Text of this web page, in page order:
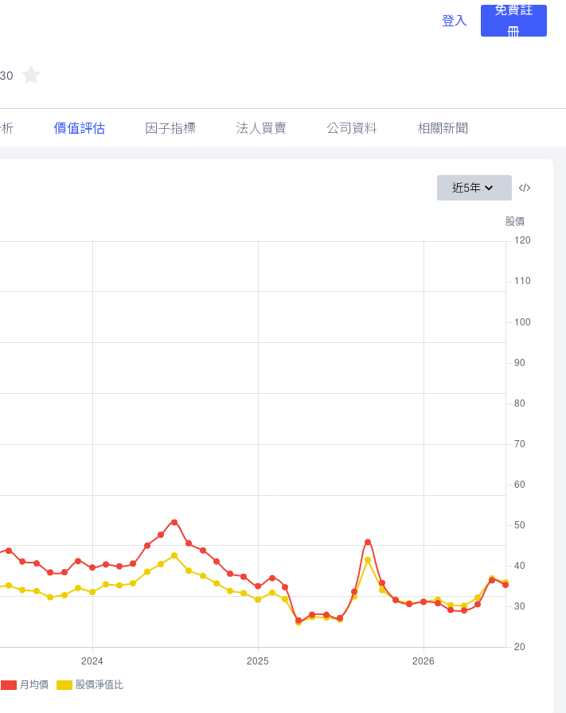
登入
免費註
冊
價值評估 因子指標 法人買賣 公司資料 相關新聞
近5年
月均價 股價淨值比